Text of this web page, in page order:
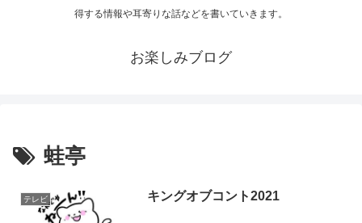
得する情報や耳寄りな話などを書いていきます。
お楽しみブログ
蛙亭
テレビ キングオブコント2021